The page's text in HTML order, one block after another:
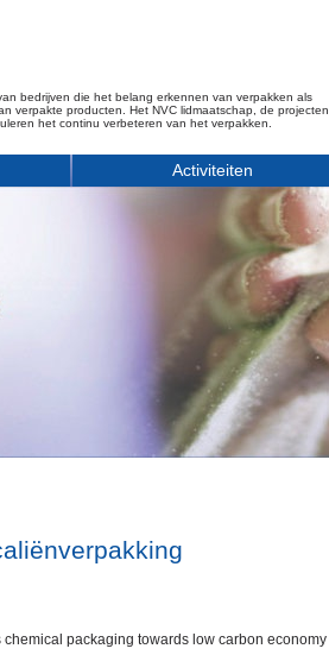
bedrijven die het belang erkennen van verpakken als
verpakte producten. Het NVC lidmaatschap, de projecten,
het continu verbeteren van het verpakken.
Activiteiten
packaging towards low carbon economy